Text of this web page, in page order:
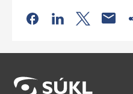
Odkaz se otevře na
Odkaz seOdkaz